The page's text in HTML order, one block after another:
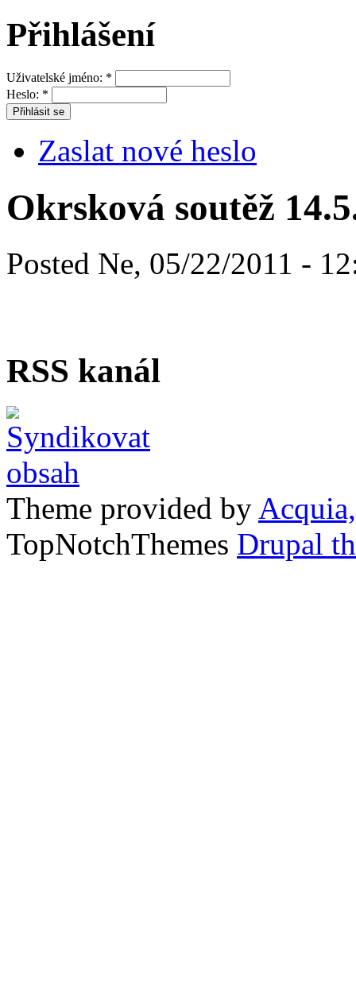
Přihlášení
Uživatelské jméno: *
Heslo: *
Zaslat nové heslo
Okrsková soutěž
Posted Ne, 05/22/2011 -
RSS kanál
Theme provided by
TopNotchThemes Drupal